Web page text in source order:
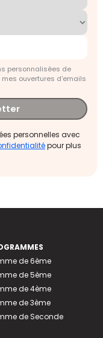
personnalisées de
ouvertures d'emails
personnelles avec
pour plus
de 6ème
de 5ème
de 4ème
de 3ème
de Seconde